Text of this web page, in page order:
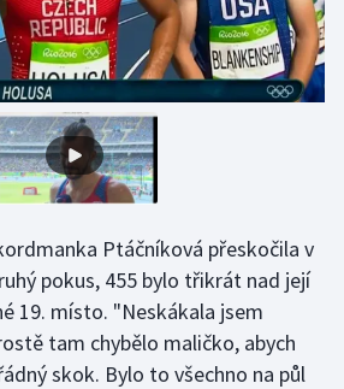
Ptáčníková přeskočila v
pokus, 455 bylo třikrát nad její
19. místo. "Neskákala jsem
tam chybělo maličko, abych
skok. Bylo to všechno na půl